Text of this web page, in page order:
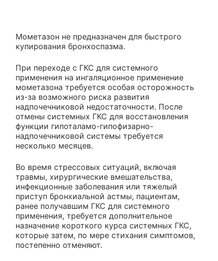
Мометазон не предназначен для быстрого
купирования бронхоспазма.
При переходе с ГКС для системного
применения на ингаляционное применение
мометазона требуется особая осторожность
из-за возможного риска развития
надпочечниковой недостаточности. После
отмены системных ГКС для восстановления
функции гипоталамо-гипофизарно-
надпочечниковой системы требуется
несколько месяцев.
Во время стрессовых ситуаций, включая
травмы, хирургические вмешательства,
инфекционные заболевания или тяжелый
приступ бронхиальной астмы, пациентам,
ранее получавшим ГКС для системного
применения, требуется дополнительное
назначение короткого курса системных ГКС,
которые затем, по мере стихания симптомов,
постепенно отменяют.